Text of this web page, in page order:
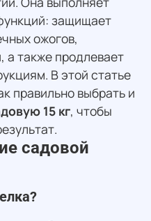
защищает
ожогов,
а также продлевает
В этой статье
правильно выбрать и
15 кг, чтобы
садовой